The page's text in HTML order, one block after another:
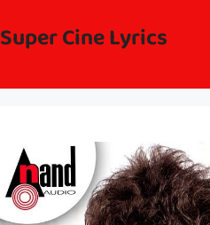
Super Cine Lyrics